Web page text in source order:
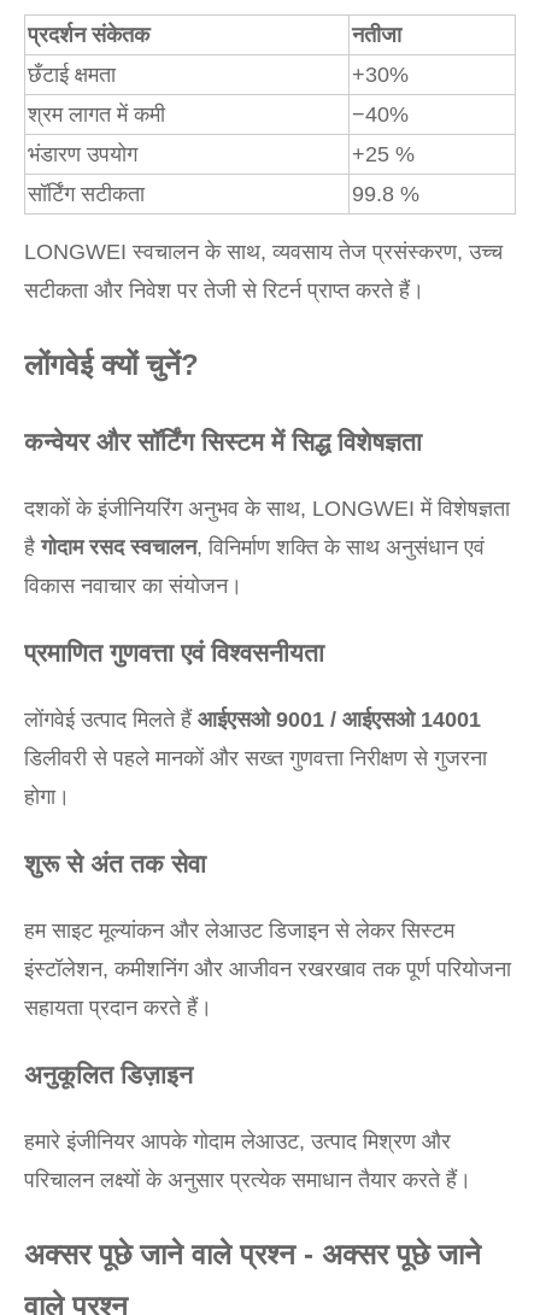
प्रदर्शन संकेतक
नतीजा
छँटाई क्षमता
+30%
श्रम लागत में कमी
−40%
भंडारण उपयोग
+25 %
सॉर्टिंग सटीकता
99.8 %
LONGWEI स्वचालन के साथ, व्यवसाय तेज प्रसंस्करण, उच्च
सटीकता और निवेश पर तेजी से रिटर्न प्राप्त करते हैं।
लोंगवेई क्यों चुनें?
कन्वेयर और सॉर्टिंग सिस्टम में सिद्ध विशेषज्ञता
दशकों के इंजीनियरिंग अनुभव के साथ, LONGWEI में विशेषज्ञता
हैगोदाम रसद स्वचालन, विनिर्माण शक्ति के साथ अनुसंधान एवं
विकास नवाचार का संयोजन।
प्रमाणित गुणवत्ता एवं विश्वसनीयता
लोंगवेई उत्पाद मिलते हैं आईएसओ 9001 / आईएसओ 14001
डिलीवरी से पहले मानकों और सख्त गुणवत्ता निरीक्षण से गुजरना
होगा।
शुरू से अंत तक सेवा
हम साइट मूल्यांकन और लेआउट डिजाइन से लेकर सिस्टम
इंस्टॉलेशन, कमीशनिंग और आजीवन रखरखाव तक पूर्ण परियोजना
सहायता प्रदान करते हैं।
अनुकूलित डिज़ाइन
हमारे इंजीनियर आपके गोदाम लेआउट, उत्पाद मिश्रण और
परिचालन लक्ष्यों के अनुसार प्रत्येक समाधान तैयार करते हैं।
अक्सर पूछे जाने वाले प्रश्न - अक्सर पूछे जाने
वाले प्रश्न